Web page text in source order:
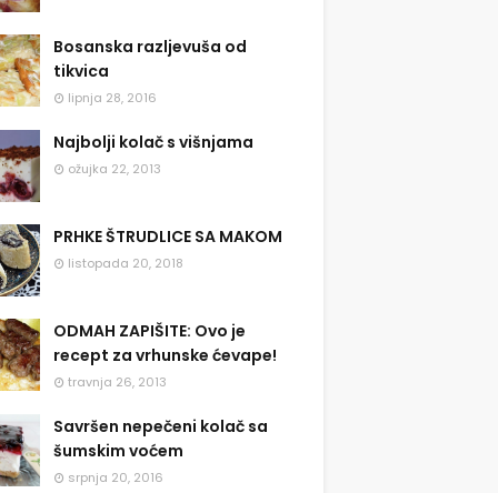
Bosanska razljevuša od
tikvica
lipnja 28, 2016
Najbolji kolač s višnjama
ožujka 22, 2013
PRHKE ŠTRUDLICE SA MAKOM
listopada 20, 2018
ODMAH ZAPIŠITE: Ovo je
recept za vrhunske ćevape!
travnja 26, 2013
Savršen nepečeni kolač sa
šumskim voćem
srpnja 20, 2016